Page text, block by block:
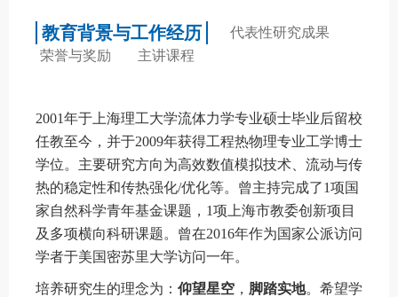
教育背景与工作经历
代表性研究成果
荣誉与奖励
主讲课程
2001年于上海理工大学流体力学专业硕士毕业后留校
任教至今，并于2009年获得工程热物理专业工学博士
学位。主要研究方向为高效数值模拟技术、流动与传
热的稳定性和传热强化/优化等。曾主持完成了1项国
家自然科学青年基金课题，1项上海市教委创新项目
及多项横向科研课题。曾在2016年作为国家公派访问
学者于美国密苏里大学访问一年。
培养研究生的理念为： 仰望星空 ， 脚踏实地。希望学